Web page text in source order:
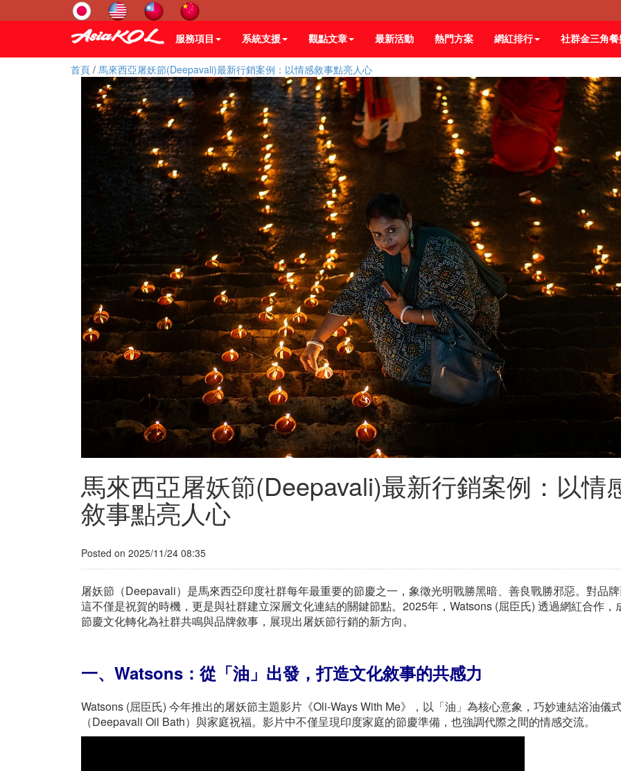
服務項目 系統支援 觀點文章 最新活動 熱門方案 網紅排行 社群金三角
首頁 / 馬來西亞屠妖節(Deepavali)最新行銷案例：以情感敘事點亮人心
馬來西亞屠妖節(Deepavali)最新行銷案例：以情
敘事點亮人心
Posted on 2025/11/24 08:35
屠妖節（Deepavali）是馬來西亞印度社群每年最重要的節慶之一，象徵光明戰勝黑暗、善良戰勝邪惡。對品牌
這不僅是祝賀的時機，更是與社群建立深層文化連結的關鍵節點。2025年，Watsons (屈臣氏) 透過網紅合作，
節慶文化轉化為社群共鳴與品牌敘事，展現出屠妖節行銷的新方向。
一、Watsons：從「油」出發，打造文化敘事的共感力
Watsons (屈臣氏) 今年推出的屠妖節主題影片《Oli-Ways With Me》，以「油」為核心意象，巧妙連結浴油儀
（Deepavali Oil Bath）與家庭祝福。影片中不僅呈現印度家庭的節慶準備，也強調代際之間的情感交流。